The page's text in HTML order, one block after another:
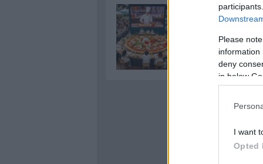
Please
information
deny
in below
I want
Opted